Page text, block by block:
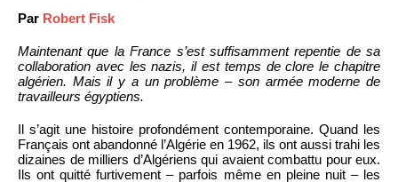
Par Robert Fisk
Maintenant que la France s’est suffisamment repentie de sa
collaboration avec les nazis, il est temps de clore le chapitre
algérien. Mais il y a un problème – son armée moderne de
travailleurs égyptiens.
Il s’agit une histoire profondément contemporaine. Quand les
Français ont abandonné l’Algérie en 1962, ils ont aussi trahi les
dizaines de milliers d’Algériens qui avaient combattu pour eux.
Ils ont quitté furtivement – parfois même en pleine nuit – les